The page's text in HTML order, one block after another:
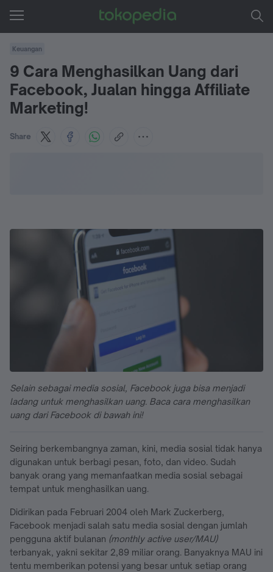
Keuangan
9 Cara Menghasilkan Uang dari
Facebook, Jualan hingga Affiliate
Marketing!
Share
Selain sebagai media sosial, Facebook juga bisa menjadi
ladang untuk menghasilkan uang. Baca cara menghasilkan
uang dari Facebook di bawah ini!
Seiring berkembangnya zaman, kini, media sosial tidak hanya
digunakan untuk berbagi pesan, foto, dan video. Sudah
banyak orang yang memanfaatkan media sosial sebagai
tempat untuk menghasilkan uang.
Didirikan pada Februari 2004 oleh Mark Zuckerberg,
Facebook menjadi salah satu media sosial dengan jumlah
pengguna aktif bulanan (monthly active user/MAU)
terbanyak, yakni sekitar 2,89 miliar orang. Banyaknya MAU ini
tentu memberikan potensi yang besar untuk setiap orang